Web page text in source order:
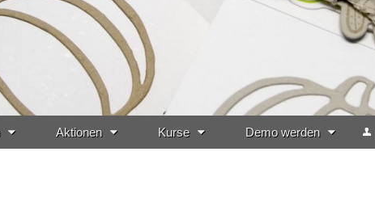
Aktionen Kurse Demo werden